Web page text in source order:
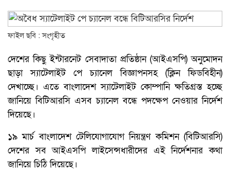
ফাইল ছবি : সংগৃহীত
দেশের কিছু ইন্টারনেট সেবাদাতা প্রতিষ্ঠান (আইএসপি) অনুমোদন
ছাড়া স্যাটেলাইট পে চ্যানেল বিজ্ঞাপনসহ (ক্লিন ফিডবিহীন)
দেখাচ্ছে। এতে বাংলাদেশ স্যাটেলাইট কোম্পানি ক্ষতিগ্রস্ত হচ্ছে
জানিয়ে বিটিআরসি এসব চ্যানেল বন্ধে পদক্ষেপ নেওয়ার নির্দেশ
দিয়েছে।
১৯ মার্চ বাংলাদেশ টেলিযোগাযোগ নিয়ন্ত্রণ কমিশন (বিটিআরসি)
দেশের সব আইএসপি লাইসেন্সধারীদের এই নির্দেশনার কথা
জানিয়ে চিঠি দিয়েছে।